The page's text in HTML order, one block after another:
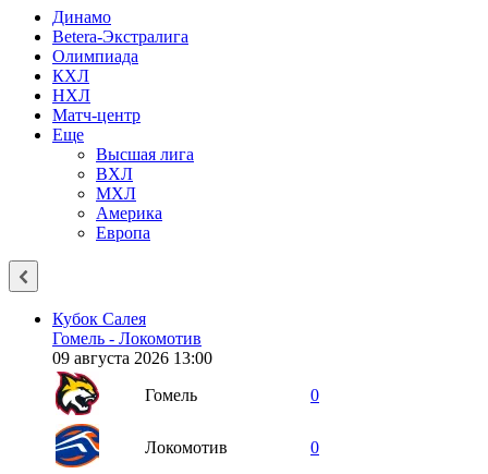
Динамо
Betera-Экстралига
Олимпиада
КХЛ
НХЛ
Матч-центр
Еще
Высшая лига
ВХЛ
МХЛ
Америка
Европа
Кубок Салея
Гомель - Локомотив
09 августа 2026 13:00
Гомель
0
Локомотив 0